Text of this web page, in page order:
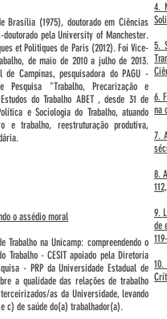
Brasília (1975), doutorado em Ciências
pela University of Manchester.
et Politiques de Paris (2012). Foi Vice-
de maio de 2010 a julho de 2013.
Campinas, pesquisadora do PAGU -
"Trabalho, Precarização e
do Trabalho ABET , desde 31 de
e Sociologia do Trabalho, atuando
e trabalho, reestruturação produtiva,
o assédio moral
Trabalho na Unicamp: compreendendo o
Trabalho - CESIT apoiado pela Diretoria
- PRP da Universidade Estadual de
a qualidade das relações de trabalho
as da Universidade, levando
c) de saúde do(a) trabalhador(a).
4.
5.
6.
na
7.
8.
9.
de
10.